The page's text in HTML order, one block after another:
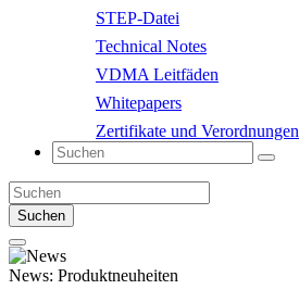
STEP-Datei
Technical Notes
VDMA Leitfäden
Whitepapers
Zertifikate und Verordnungen
Suchen
News: Produktneuheiten